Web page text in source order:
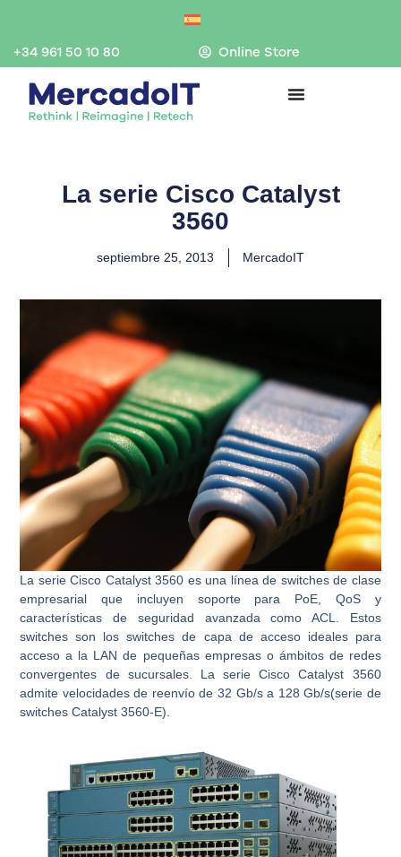
contenido
+34 961 50 10 80 Online Store
La serie Cisco Catalyst
3560
septiembre 25, 2013 MercadoIT
La serie Cisco Catalyst 3560 es una línea de switches de clase
empresarial que incluyen soporte para PoE, QoS y
características de seguridad avanzada como ACL. Estos
switches son los switches de capa de acceso ideales para
acceso a la LAN de pequeñas empresas o ámbitos de redes
convergentes de sucursales. La serie Cisco Catalyst 3560
admite velocidades de reenvío de 32 Gb/s a 128 Gb/s(serie de
switches Catalyst 3560-E).